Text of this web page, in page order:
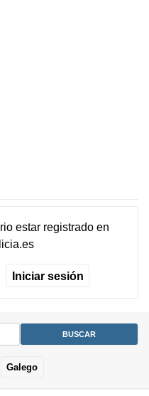
estar registradoen
Iniciar sesión
Galego